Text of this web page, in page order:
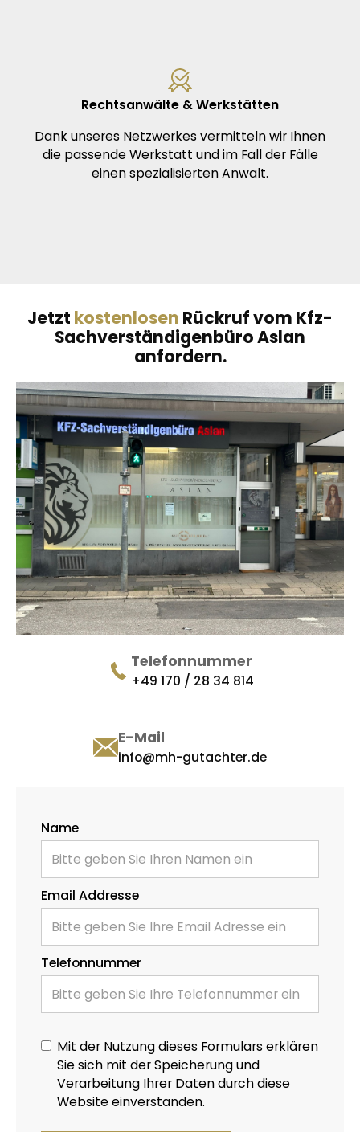
Rechtsanwälte & Werkstätten
Dank unseres Netzwerkes vermitteln wir Ihnen
die passende Werkstatt und im Fall der Fälle
einen spezialisierten Anwalt.
Jetzt kostenlosen Rückruf vom Kfz-
Sachverständigenbüro Aslan
anfordern.
Telefonnummer
+49 170 / 28 34 814
E-Mail
info@mh-gutachter.de
Name
Email Addresse
Telefonnummer
Mit der Nutzung dieses Formulars erklären
Sie sich mit der Speicherung und
Verarbeitung Ihrer Daten durch diese
Website einverstanden.